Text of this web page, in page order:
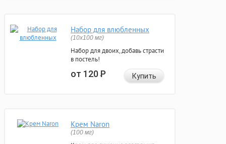
Набор для влюбленных
(10х100 мг)
Набор для двоих, добавь страсти
в постель!
от 120Р Купить
Крем Naron
(100 мг)